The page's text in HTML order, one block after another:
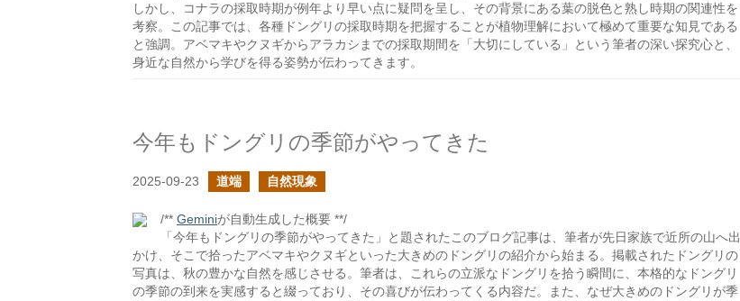
しかし、コナラの採取時期が例年より早い点に疑問を呈し、その背景にある葉の脱色と熟し時期の関連性を
考察。この記事では、各種ドングリの採取時期を把握することが植物理解において極めて重要な知見である
と強調。アベマキやクヌギからアラカシまでの採取期間を「大切にしている」という筆者の深い探究心と、
身近な自然から学びを得る姿勢が伝わってきます。
今年もドングリの季節がやってきた
2025-09-23 道端 自然現象
/** Geminiが自動生成した概要 **/
「今年もドングリの季節がやってきた」と題されたこのブログ記事は、筆者が先日家族で近所の山へ出
かけ、そこで拾ったアベマキやクヌギといった大きめのドングリの紹介から始まる。掲載されたドングリの
写真は、秋の豊かな自然を感じさせる。筆者は、これらの立派なドングリを拾う瞬間に、本格的なドングリ
の季節の到来を実感すると綴っており、その喜びが伝わってくる内容だ。また、なぜ大きめのドングリが季